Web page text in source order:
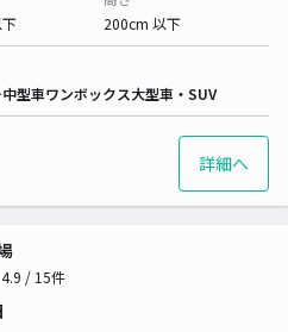
200cm 以下
中型車ワンボックス大型車・SUV
詳細へ
4.9 / 15件